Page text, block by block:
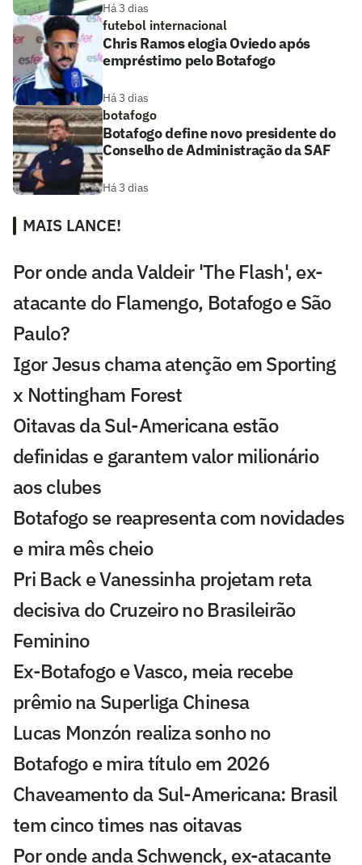
Há 3 dias
futebol internacional
Chris Ramos elogia Oviedo após
empréstimo pelo Botafogo
Há 3 dias
botafogo
Botafogo define novo presidente do
Conselho de Administração da SAF
Há 3 dias
MAIS LANCE!
Por onde anda Valdeir 'The Flash', ex-
atacante do Flamengo, Botafogo e São
Paulo?
Igor Jesus chama atenção em Sporting
x Nottingham Forest
Oitavas da Sul-Americana estão
definidas e garantem valor milionário
aos clubes
Botafogo se reapresenta com novidades
e mira mês cheio
Pri Back e Vanessinha projetam reta
decisiva do Cruzeiro no Brasileirão
Feminino
Ex-Botafogo e Vasco, meia recebe
prêmio na Superliga Chinesa
Lucas Monzón realiza sonho no
Botafogo e mira título em 2026
Chaveamento da Sul-Americana: Brasil
tem cinco times nas oitavas
Por onde anda Schwenck, ex-atacante